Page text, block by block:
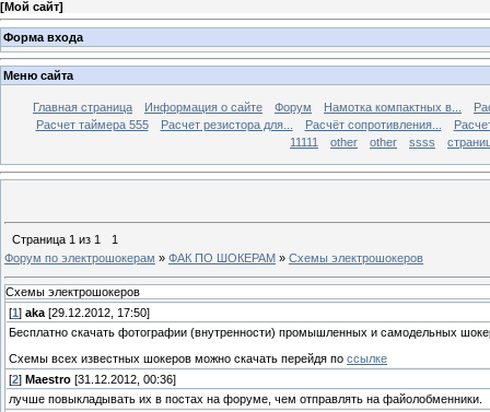
[Мой сайт]
Форма входа
Меню сайта
Главная страница Информация о сайте Форум Намотка компактных в...
Расчет таймера 555
Расчет резистора для... Расчёт сопротивления...
11111
other other ssss
Страница 1 из 1
1
Форум по электрошокерам » ФАК ПО ШОКЕРАМ » Схемы электрошокеров
Схемы электрошокеров
[1 ] aka [29.12.2012, 17:50]
Бесплатно скачать фотографии (внутренности) промышленных и самодельных
Схемы всех известных шокеров можно скачать перейдя по ссылке
[2] Maestro [31.12.2012, 00:36]
лучше повыкладывать их в постах на форуме, чем отправлять на файолобменники.